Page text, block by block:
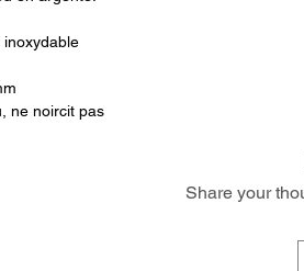
inoxydable
ne noircit pas
Share your